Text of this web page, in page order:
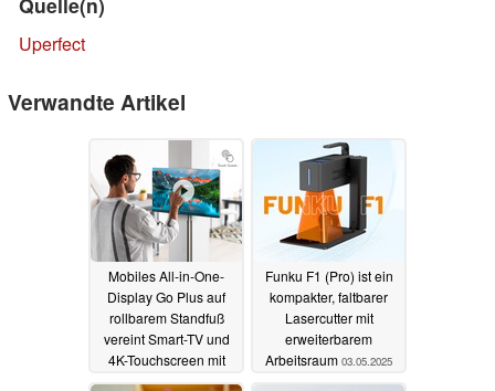
Uperfect
Verwandte Artikel
Mobiles All-in-One-
Display Go Plus auf
rollbarem Standfuß
vereint Smart-TV und
4K-Touchscreen mit
Android12.05.2025
Funku F1 (Pro) ist ein
kompakter, faltbarer
Lasercutter mit
erweiterbarem
Arbeitsraum 03.05.2025